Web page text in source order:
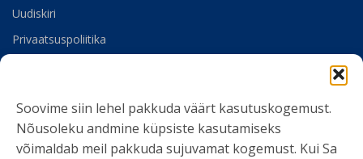
Soovime siin lehel pakkuda väärt kasutuskogemust.
Nõusoleku andmine küpsiste kasutamiseks
võimaldab meil pakkuda sujuvamat kogemust. Kui Sa
Uudiskiri
Privaatsuspoliitika
SOTSIAALMEEDIA